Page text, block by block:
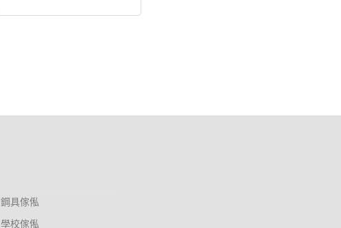
鋼具傢俬
學校傢俬